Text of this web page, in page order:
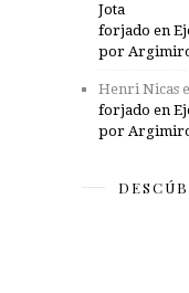
Jota
forjado en
por
Henri Nicas
forjado en
por